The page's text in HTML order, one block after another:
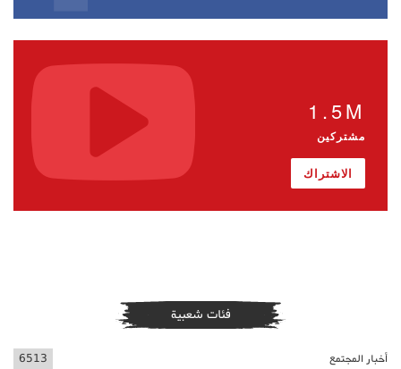
1.5M
مشتركين
الاشتراك
فئات شعبية
أخبار المجتمع 6513